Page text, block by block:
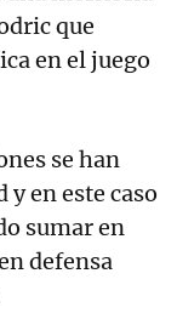
que
en el juego
se han
en este caso
sumar en
defensa